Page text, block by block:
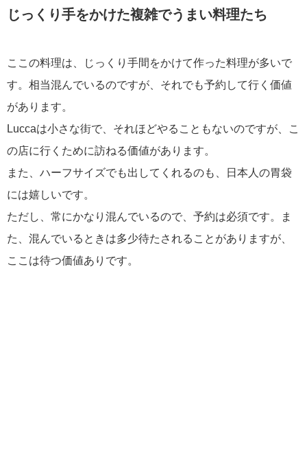
じっくり手をかけた複雑でうまい料理たち
ここの料理は、じっくり手間をかけて作った料理が多いで
す。相当混んでいるのですが、それでも予約して行く価値
があります。
Luccaは小さな街で、それほどやることもないのですが、こ
の店に行くために訪ねる価値があります。
また、ハーフサイズでも出してくれるのも、日本人の胃袋
には嬉しいです。
ただし、常にかなり混んでいるので、予約は必須です。ま
た、混んでいるときは多少待たされることがありますが、
ここは待つ価値ありです。